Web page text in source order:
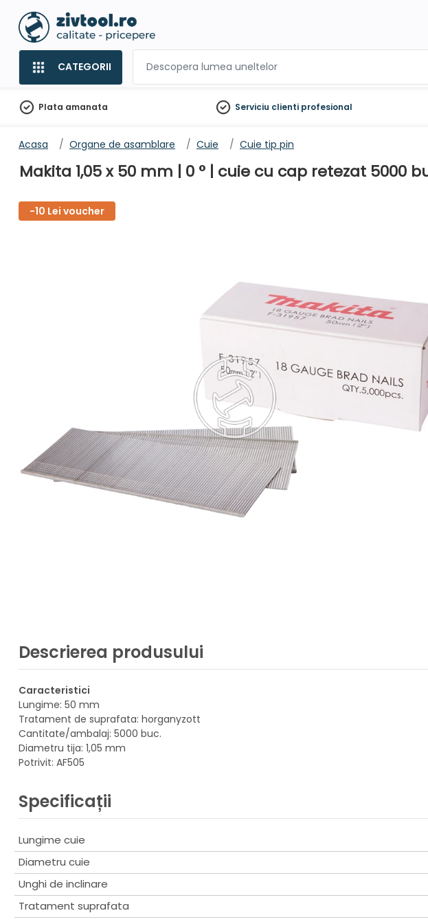
CATEGORII
Plata amanata Serviciu clienti profesional
Acasa Organe de asamblare Cuie Cuie tip pin
Makita 1,05 x 50 mm | 0 ° | cuie cu cap retezat 5000
-10 Lei voucher
Descrierea produsului
Caracteristici
Lungime: 50 mm
Tratament de suprafata: horganyzott
Cantitate/ambalaj: 5000 buc.
Diametru tija: 1,05 mm
Potrivit: AF505
Specificații
Lungime cuie
Diametru cuie
Unghi de inclinare
Tratament suprafata